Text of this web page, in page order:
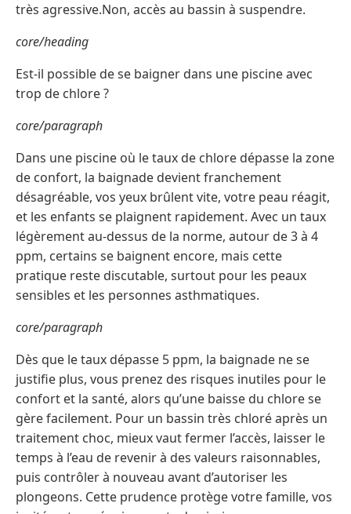
très agressive.Non, accès au bassin à suspendre.
core/heading
Est-il possible de se baigner dans une piscine avec
trop de chlore ?
core/paragraph
Dans une piscine où le taux de chlore dépasse la zone
de confort, la baignade devient franchement
désagréable, vos yeux brûlent vite, votre peau réagit,
et les enfants se plaignent rapidement. Avec un taux
légèrement au‑dessus de la norme, autour de 3 à 4
ppm, certains se baignent encore, mais cette
pratique reste discutable, surtout pour les peaux
sensibles et les personnes asthmatiques.
core/paragraph
Dès que le taux dépasse 5 ppm, la baignade ne se
justifie plus, vous prenez des risques inutiles pour le
confort et la santé, alors qu’une baisse du chlore se
gère facilement. Pour un bassin très chloré après un
traitement choc, mieux vaut fermer l’accès, laisser le
temps à l’eau de revenir à des valeurs raisonnables,
puis contrôler à nouveau avant d’autoriser les
plongeons. Cette prudence protège votre famille, vos